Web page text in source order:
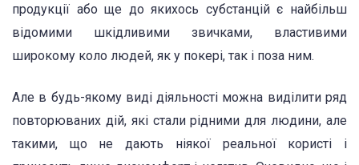
продукції або ще до якихось субстанцій є найбільш
відомими шкідливими звичками, властивими
широкому коло людей, як у покері, так і поза ним.
Але в будь-якому виді діяльності можна виділити ряд
повторюваних дій, які стали рідними для людини, але
такими, що не дають ніякої реальної користі і